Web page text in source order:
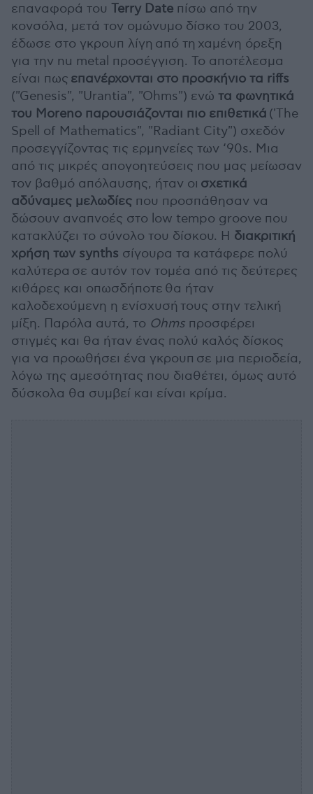
επαναφορά του Terry Date πίσω από την
κονσόλα, μετά τον ομώνυμο δίσκο του 2003,
έδωσε στο γκρουπ λίγη από τη χαμένη όρεξη
για την nu metal προσέγγιση. Το αποτέλεσμα
είναι πως επανέρχονται στο προσκήνιο τα riffs
("Genesis", "Urantia", "Ohms") ενώ τα φωνητικά
του Moreno παρουσιάζονται πιο επιθετικά ('The
Spell of Mathematics", "Radiant City") σχεδόν
προσεγγίζοντας τις ερμηνείες των ‘90s. Μια
από τις μικρές απογοητεύσεις που μας μείωσαν
τον βαθμό απόλαυσης, ήταν οι σχετικά
αδύναμες μελωδίες που προσπάθησαν να
δώσουν αναπνοές στο low tempo groove που
κατακλύζει το σύνολο του δίσκου. Η διακριτική
χρήση των synths σίγουρα τα κατάφερε πολύ
καλύτερα σε αυτόν τον τομέα από τις δεύτερες
κιθάρες και οπωσδήποτε θα ήταν
καλοδεχούμενη η ενίσχυσή τους στην τελική
μίξη. Παρόλα αυτά, το Ohms προσφέρει
στιγμές και θα ήταν ένας πολύ καλός δίσκος
για να προωθήσει ένα γκρουπ σε μια περιοδεία,
λόγω της αμεσότητας που διαθέτει, όμως αυτό
δύσκολα θα συμβεί και είναι κρίμα.